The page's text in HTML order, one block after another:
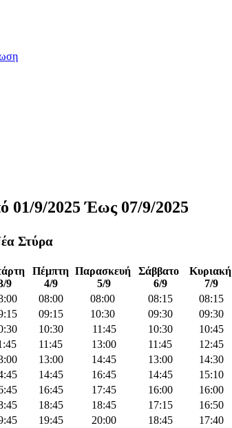
01/9/2025 Έως 07/9/2025
Στύρα
9
Πέμπτη
4/9
Παρασκευή
5/9
Σάββατο
6/9
Κυριακή
7/9
08:00 08:00 08:15
08:15
09:15 10:30 09:30
09:30
10:30 11:45 10:30
10:45
11:45 13:00 11:45
12:45
13:00 14:45 13:00
14:30
14:45 16:45 14:45
15:10
16:45 17:45 16:00
16:00
18:45 18:45 17:15
16:50
19:45 20:00 18:45
17:40